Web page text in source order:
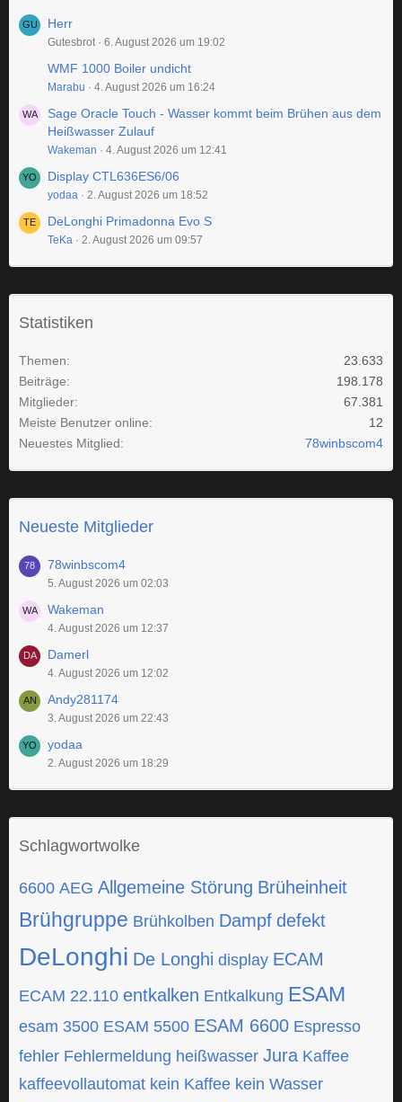
Herr
Gutesbrot 6. August 2026 um 19:02
WMF 1000 Boiler undicht
Marabu 4. August 2026 um 16:24
Sage Oracle Touch - Wasser kommt beim Brühen aus dem
Heißwasser Zulauf
Wakeman 4. August 2026 um 12:41
Display CTL636ES6/06
yodaa 2. August 2026 um 18:52
DeLonghi Primadonna Evo S
TeKa 2. August 2026 um 09:57
Statistiken
Themen
23.633
Beiträge
198.178
Mitglieder
67.381
Meiste Benutzer online
12
Neuestes Mitglied
78winbscom4
Neueste Mitglieder
78winbscom4
5. August 2026 um 02:03
Wakeman
4. August 2026 um 12:37
Damerl
4. August 2026 um 12:02
Andy281174
3. August 2026 um 22:43
yodaa
2. August 2026 um 18:29
Schlagwortwolke
6600 AEG Allgemeine Störung Brüheinheit
Brühgruppe Brühkolben Dampf defekt
DeLonghi De Longhi display ECAM
ECAM 22.110 entkalken Entkalkung ESAM
esam 3500 ESAM 5500 ESAM 6600 Espresso
fehler Fehlermeldung heißwasser Jura Kaffee
kaffeevollautomat kein Kaffee kein Wasser